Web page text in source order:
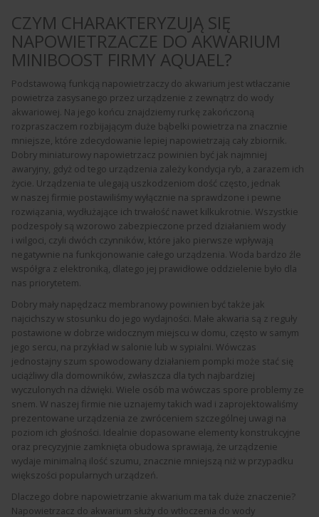
CZYM CHARAKTERYZUJĄ SIĘ
NAPOWIETRZACZE DO AKWARIUM
MINIBOOST FIRMY AQUAEL?
Podstawową funkcją napowietrzaczy do akwarium jest wtłaczanie
powietrza zasysanego przez urządzenie z zewnątrz do wody
akwariowej. Na jego końcu znajdziemy rurkę zakończoną
rozpraszaczem rozbijającym duże bąbelki powietrza na znacznie
mniejsze, które zdecydowanie lepiej napowietrzają cały zbiornik.
Dobry miniaturowy napowietrzacz powinien być jak najmniej
awaryjny, gdyż od tego urządzenia zależy kondycja ryb, a zarazem ich
życie. Urządzenia te ulegają uszkodzeniom dość często, jednak
w naszej firmie postawiliśmy wyłącznie na sprawdzone i pewne
rozwiązania, wydłużające ich trwałość nawet kilkukrotnie. Wszystkie
podzespoły są wzorowo zabezpieczone przed działaniem wody
i wilgoci, czyli dwóch czynników, które jako pierwsze wpływają
negatywnie na funkcjonowanie całego urządzenia. Woda bardzo źle
współgra z elektroniką, dlatego jej prawidłowe oddzielenie było dla
nas priorytetem.
Dobry mały napędzacz membranowy powinien być także jak
najcichszy w stosunku do jego wydajności. Małe akwaria są z reguły
postawione w dobrze widocznym miejscu w domu, często w samym
jego sercu, na przykład w salonie lub w sypialni. Wówczas
jednostajny szum spowodowany działaniem pompki może stać się
uciążliwy dla domowników, zwłaszcza dla tych najbardziej
wyczulonych na dźwięki. Wiele osób ma wówczas spore problemy ze
snem. W naszej firmie nie uznajemy takich wad i zaprojektowaliśmy
prezentowane urządzenia ze zwróceniem szczególnej uwagi na
poziom ich głośności. Idealnie dopasowane elementy konstrukcyjne
oraz precyzyjnie zamknięta obudowa sprawiają, że urządzenie
wydaje minimalną ilość szumu, znacznie mniejszą niż w przypadku
większości popularnych urządzeń.
Dlaczego dobre napowietrzanie akwarium ma tak duże znaczenie?
Napowietrzacz do akwarium służy do wtłoczenia do wody